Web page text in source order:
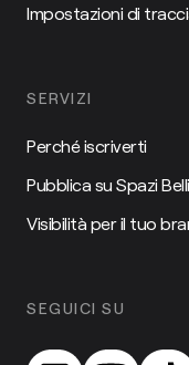
Impostazioni di
SERVIZI
Perché iscriverti
Pubblica su Spazi Belli
Visibilità per il tuo
SEGUICI SU